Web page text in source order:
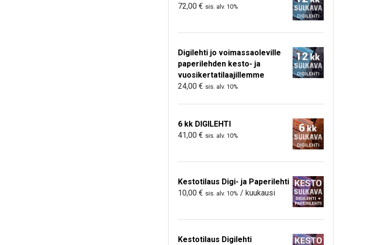
72,00 € sis. alv. 10%
Digilehti jo voimassaoleville
paperilehden kesto- ja
vuosikertatilaajillemme
24,00 € sis. alv. 10%
6 kk DIGILEHTI
41,00 € sis. alv. 10%
Kestotilaus Digi- ja Paperilehti
10,00 € sis. alv. 10% / kuukausi
Kestotilaus Digilehti